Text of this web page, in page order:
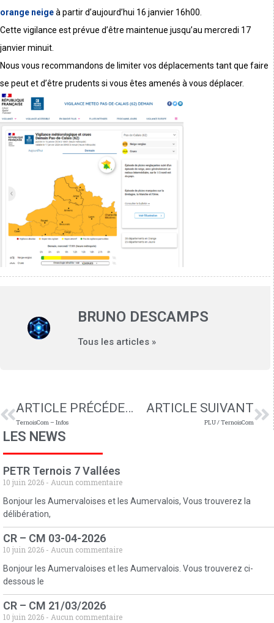
orange neigeà partir d’aujourd’hui 16 janvier 16h00.
Cette vigilance est prévue d’être maintenue jusqu’au mercredi 17
janvier minuit.
Nous vous recommandons de limiter vos déplacements tant que faire
se peut et d’être prudents si vous êtes amenés à vous déplacer.
BRUNO DESCAMPS
Tous les articles »
ARTICLE PRÉCÉDENT
TernoisCom – Infos
ARTICLE SUIVANT
PLU / TernoisCom
LES NEWS
PETR Ternois 7 Vallées
10 juin 2026
Aucun commentaire
Bonjour les Aumervaloises et les Aumervalois, Vous trouverez la
délibération,
CR – CM 03-04-2026
10 juin 2026
Aucun commentaire
Bonjour les Aumervaloises et les Aumervalois. Vous trouverez ci-
dessous le
CR – CM 21/03/2026
10 juin 2026
Aucun commentaire